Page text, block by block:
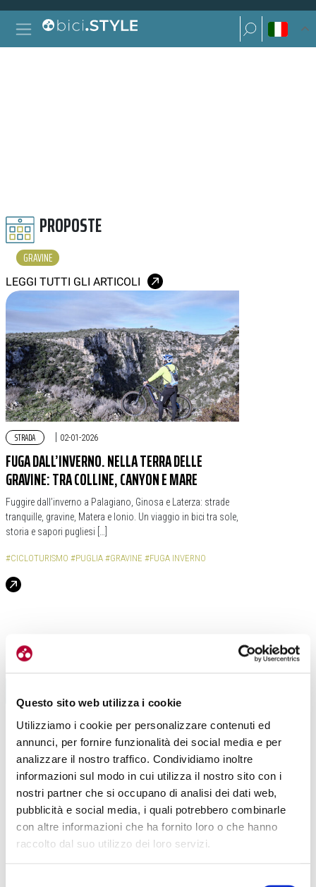
Questo sito web utilizza i cookie
Utilizziamo i cookie per personalizzare contenuti ed
annunci, per fornire funzionalità dei social media e per
analizzare il nostro traffico. Condividiamo inoltre
informazioni sul modo in cui utilizza il nostro sito con i
nostri partner che si occupano di analisi dei dati web,
pubblicità e social media, i quali potrebbero combinarle
con altre informazioni che ha fornito loro o che hanno
raccolto dal suo utilizzo dei loro servizi.
Vai al contenuto
Navigazione principale
Ricerca per:
Ricerca per:
PROPOSTE
GRAVINE
LEGGI TUTTI GLI ARTICOLI
STRADA | 02-01-2026
FUGA DALL’INVERNO. NELLA TERRA DELLE
GRAVINE: TRA COLLINE, CANYON E MARE
Fuggire dall’inverno a Palagiano, Ginosa e Laterza: strade
tranquille, gravine, Matera e Ionio. Un viaggio in bici tra sole,
storia e sapori pugliesi […]
#CICLOTURISMO #PUGLIA #GRAVINE #FUGA INVERNO
GRAVINE
LEGGI TUTTI GLI ARTICOLI
MURGIA, GRAVINE E VALLE D’ITRIA: LA
PUGLIA CHE NON SMETTE DI STUPIRE
06-10-2023